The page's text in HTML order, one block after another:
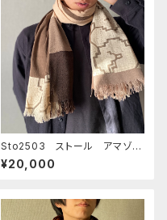
Sto2503 ストール アマゾン
染め パッチワークデザイン
ピンク系柔らかいガーゼ染め
¥20,000